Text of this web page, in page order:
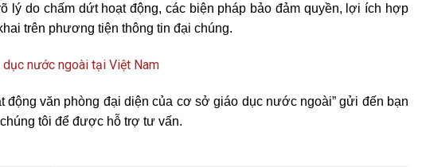
lý do chấm dứt hoạt động, các biện pháp bảo đảm quyền, lợi ích hợp
trên phương tiện thông tin đại chúng.
nước ngoài tại Việt Nam
động văn phòng đại diện của cơ sở giáo dục nước ngoài” gửi đến bạn
tôi để được hỗ trợ tư vấn.